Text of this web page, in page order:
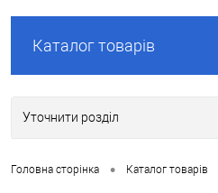
Каталог товарів
Уточнити розділ
Головна сторінка • Каталог товарів